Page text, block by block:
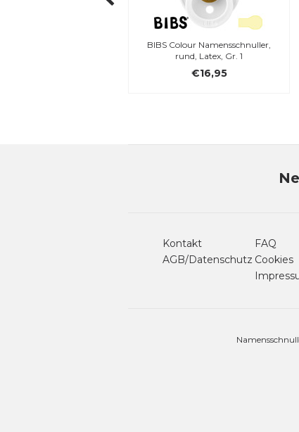
BIBS Colour Namensschnuller,
MAM
Kontakt
AGB/Datenschutz
FAQ
Cookies